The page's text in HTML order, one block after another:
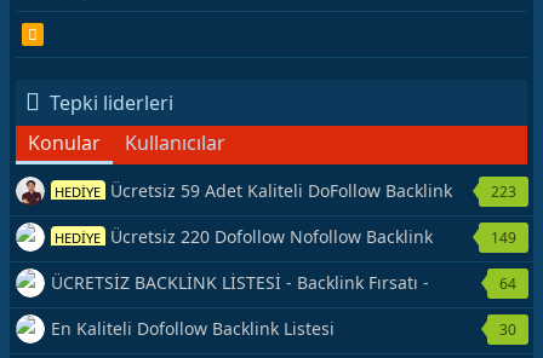
S
Tepki liderleri
Konular
Kullanıcılar
HEDİYE Ücretsiz 59 Adet Kaliteli DoFollow Backlink
Kaynağı Veriyorum.
223
HEDİYE Ücretsiz 220 Dofollow Nofollow Backlink
Veriyorum
149
ÜCRETSİZ BACKLİNK LİSTESİ - Backlink Fırsatı -
Hemen Yetiş!
64
En Kaliteli Dofollow Backlink Listesi 30